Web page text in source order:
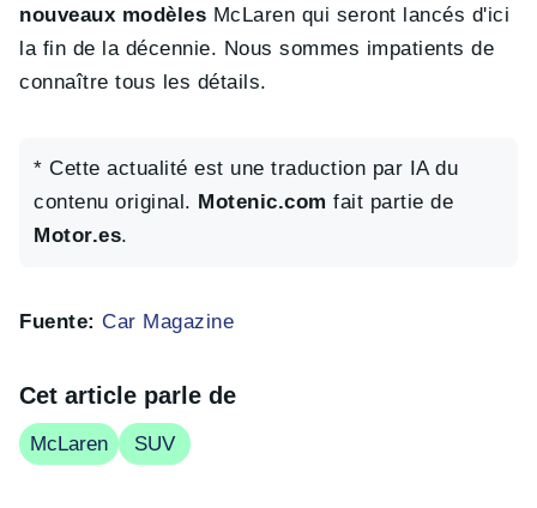
nouveaux modèles McLaren qui seront lancés d'ici
la fin de la décennie. Nous sommes impatients de
connaître tous les détails.
* Cette actualité est une traduction par IA du
contenu original. Motenic.com fait partie de
Motor.es.
Fuente: Car Magazine
Cet article parle de
McLaren SUV